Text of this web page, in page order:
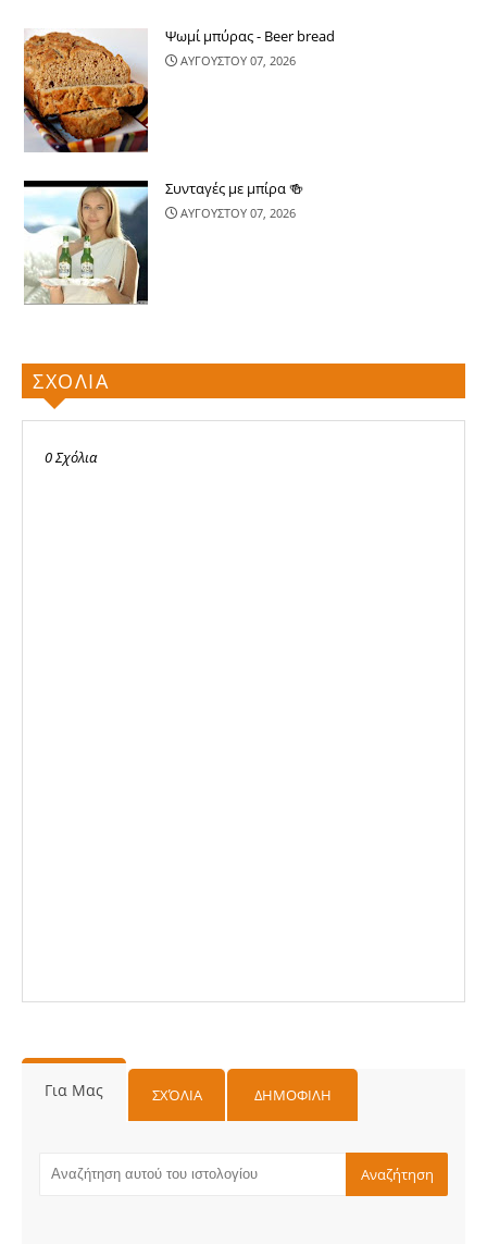
Ψωμί μπύρας - Beer bread
ΑΥΓΟΥΣΤΟΥ 07, 2026
Συνταγές με μπίρα 🍻
ΑΥΓΟΥΣΤΟΥ 07, 2026
ΣΧΟΛΙΑ
0 Σχόλια
Για Μας ΣΧΌΛΙΑ ΔΗΜΟΦΙΛΗ